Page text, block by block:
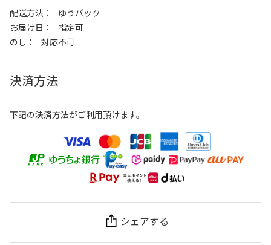
配送方法
ゆうパック
お届け日
指定可
のし
対応不可
決済方法
下記の決済方法がご利用頂けます。
シェアする